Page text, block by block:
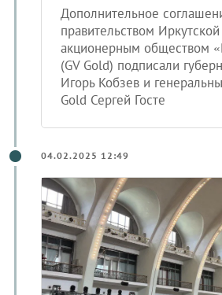
Дополнительное
правительством
акционерным обществом
(GV Gold) подписали
Игорь Кобзев и
Gold Сергей Госте
04.02.2025 12:49